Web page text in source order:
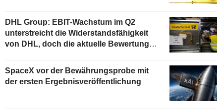
DHL Group: EBIT-Wachstum im Q2
unterstreicht die Widerstandsfähigkeit
von DHL, doch die aktuelle Bewertung
SpaceX vor der Bewährungsprobe mit
der ersten Ergebnisveröffentlichung